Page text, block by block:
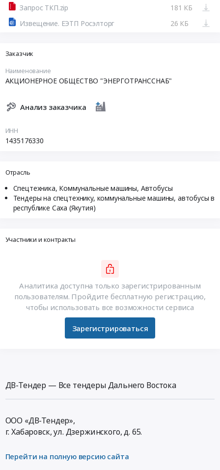
Запрос ТКП.zip
181 КБ
Извещение. ЕЭТП Росэлторг
26 КБ
Заказчик
Наименование
АКЦИОНЕРНОЕ ОБЩЕСТВО "ЭНЕРГОТРАНССНАБ"
Анализ заказчика
ИНН
1435176330
Отрасль
Спецтехника, Коммунальные машины, Автобусы
Тендеры на спецтехнику, коммунальные машины, автобусы в
республике Саха (Якутия)
Участники и контракты
Аналитика доступна только зарегистрированным
пользователям. Пройдите бесплатную регистрацию,
чтобы использовать все возможности сервиса
Зарегистрироваться
ДВ-Тендер — Все тендеры Дальнего Востока
ООО «ДВ-Тендер»,
г. Хабаровск,ул. Дзержинского, д. 65.
Перейти на полную версию сайта